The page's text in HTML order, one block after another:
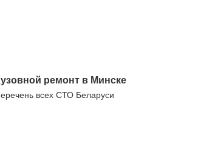
ремонт в Минске
всех СТО Беларуси